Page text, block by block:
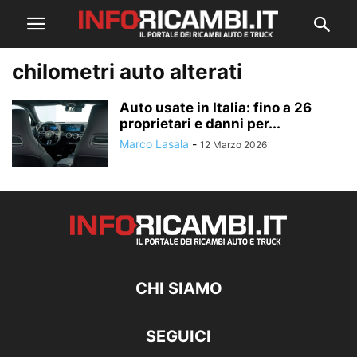
chilometri auto alterati
Auto usate in Italia: fino a 26
proprietari e danni per...
Marco Lasala - 12 Marzo 2026
CHI SIAMO
SEGUICI